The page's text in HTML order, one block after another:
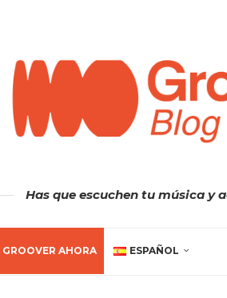
Has que escuchen tu música y
GROOVER AHORA ESPAÑOL